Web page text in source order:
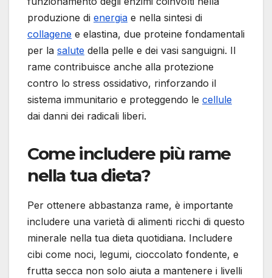
produzione di energia e nella sintesi di
collagene e elastina, due proteine fondamentali
per la salute della pelle e dei vasi sanguigni. Il
rame contribuisce anche alla protezione
contro lo stress ossidativo, rinforzando il
sistema immunitario e proteggendo le cellule
dai danni dei radicali liberi.
Come includere più rame
nella tua dieta?
Per ottenere abbastanza rame, è importante
includere una varietà di alimenti ricchi di questo
minerale nella tua dieta quotidiana. Includere
cibi come noci, legumi, cioccolato fondente, e
frutta secca non solo aiuta a mantenere i livelli